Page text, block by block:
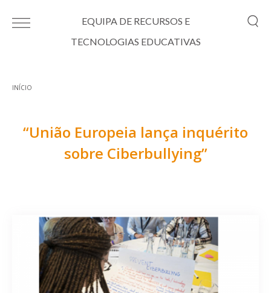
EQUIPA DE RECURSOS E
TECNOLOGIAS EDUCATIVAS
INÍCIO
“União Europeia lança inquérito
sobre Ciberbullying”